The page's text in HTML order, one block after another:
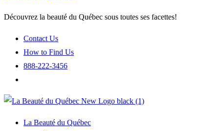
Découvrez la beauté du Québec sous toutes ses facettes!
Contact Us
How to Find Us
888-222-3456
La Beauté du Québec